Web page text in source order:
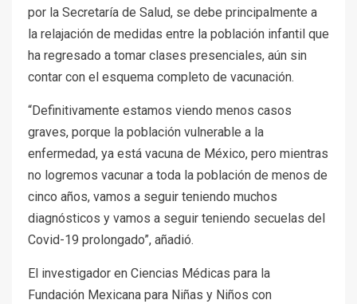
por la Secretaría de Salud, se debe principalmente a
la relajación de medidas entre la población infantil que
ha regresado a tomar clases presenciales, aún sin
contar con el esquema completo de vacunación.
“Definitivamente estamos viendo menos casos
graves, porque la población vulnerable a la
enfermedad, ya está vacuna de México, pero mientras
no logremos vacunar a toda la población de menos de
cinco años, vamos a seguir teniendo muchos
diagnósticos y vamos a seguir teniendo secuelas del
Covid-19 prolongado”, añadió.
El investigador en Ciencias Médicas para la
Fundación Mexicana para Niñas y Niños con